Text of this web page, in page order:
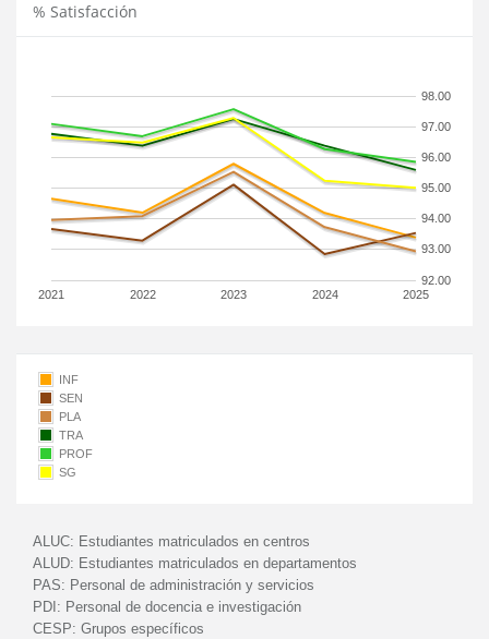
% Satisfacción
2021 2022 2023 2024 2025
92.00
93.00
94.00
95.00
96.00
97.00
98.00
INF
SEN
PLA
TRA
PROF
SG
ALUC: Estudiantes matriculados en centros
ALUD: Estudiantes matriculados en departamentos
PAS: Personal de administración y servicios
PDI: Personal de docencia e investigación
CESP: Grupos específicos